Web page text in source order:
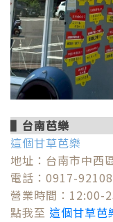
▌台南芭樂
這個甘草芭樂
地址：台南市中西
電話：0917-
營業時間：12:00-
點我至 這個甘草芭